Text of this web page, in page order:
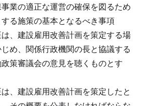
業の適正な運営の確保を図るため
る施策の基本となるべき事項
、建設雇用改善計画を策定する場
め、関係行政機関の長と協議する
策審議会の意見を聴くものとす
、建設雇用改善計画を策定したと